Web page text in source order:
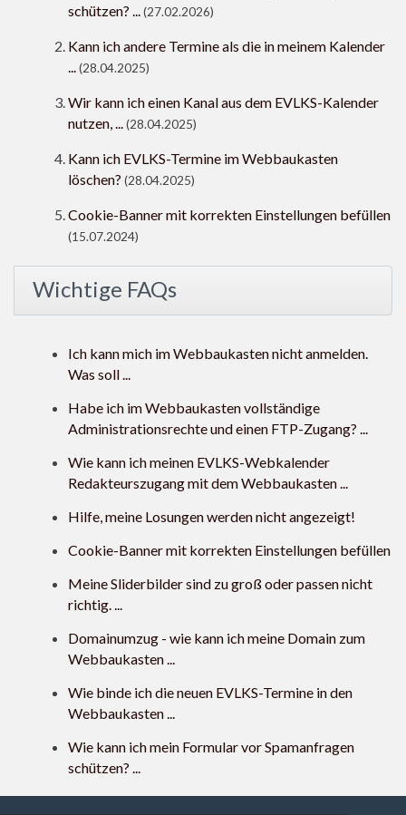
schützen? ...(27.02.2026)
Kann ich andere Termine als die in meinem Kalender
...(28.04.2025)
Wir kann ich einen Kanal aus dem EVLKS-Kalender
nutzen, ...(28.04.2025)
Kann ich EVLKS-Termine im Webbaukasten
löschen? (28.04.2025)
Cookie-Banner mit korrekten Einstellungen befüllen
(15.07.2024)
Wichtige FAQs
Ich kann mich im Webbaukasten nicht anmelden.
Was soll ...
Habe ich im Webbaukasten vollständige
Administrationsrechte und einen FTP-Zugang? ...
Wie kann ich meinen EVLKS-Webkalender
Redakteurszugang mit dem Webbaukasten ...
Hilfe, meine Losungen werden nicht angezeigt!
Cookie-Banner mit korrekten Einstellungen befüllen
Meine Sliderbilder sind zu groß oder passen nicht
richtig. ...
Domainumzug - wie kann ich meine Domain zum
Webbaukasten ...
Wie binde ich die neuen EVLKS-Termine in den
Webbaukasten ...
Wie kann ich mein Formular vor Spamanfragen
schützen? ...